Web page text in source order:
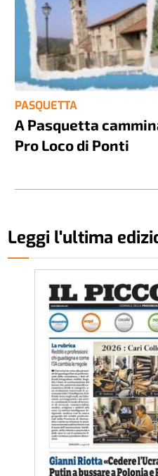
PASQUETTA
A Pasquetta
Pro Loco di Ponti
Leggi l'ultima